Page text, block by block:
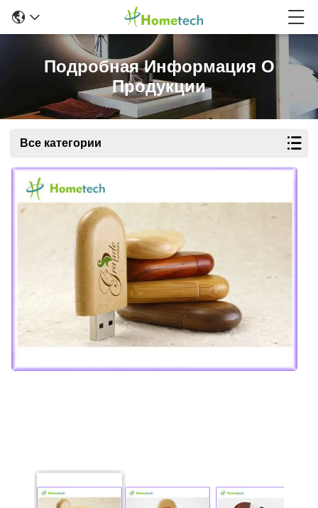
Подробная Информация О
Продукции
Все категории